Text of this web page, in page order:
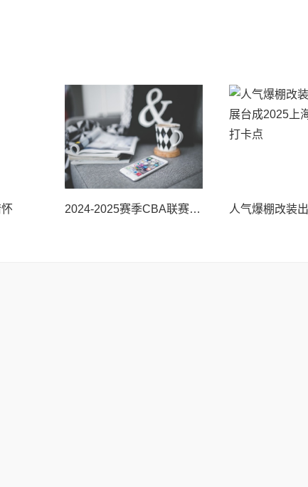
2024-2025赛季CBA联赛圆满落幕,战马以能量一路同行,助力中国篮球蓬勃发展